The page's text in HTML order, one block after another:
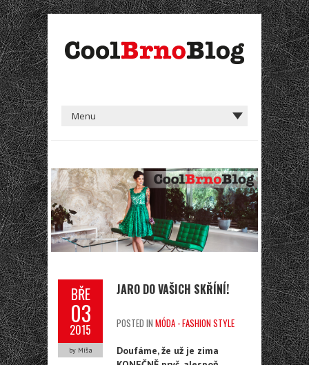
BŘE
03
2015
by Míša
JARO DO VAŠICH SKŘÍNÍ!
POSTED IN MÓDA - FASHION STYLE
Doufáme, že už je zima